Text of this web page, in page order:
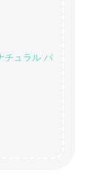
チュラル パ